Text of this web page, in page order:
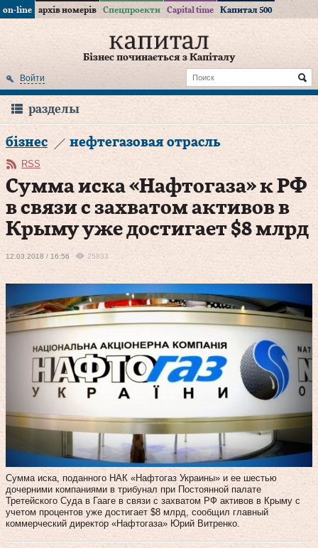
on-line архів номерів Спецпроекти Capital time Капитал 500
Бізнес починається з Капіталу
Войти
разделы
бізнес нефтегазовая отрасль
RSS
Сумма иска «Нафтогаза» к РФ
в связи с захватом активов в
Крыму уже достигает $8 млрд
12.03.2018 / 16:56 25833
Сумма иска, поданного НАК «Нафтогаз Украины» и ее шестью
дочерними компаниями в трибунал при Постоянной палате
Третейского Суда в Гааге в связи с захватом РФ активов в Крыму с
учетом процентов уже достигает $8 млрд, сообщил главный
коммерческий директор «Нафтогаза» Юрий Витренко.